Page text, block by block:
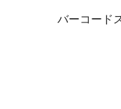
バーコード